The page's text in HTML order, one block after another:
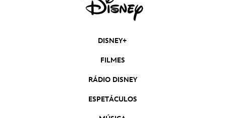
DISNEY+
FILMES
RÁDIO DISNEY
ESPETÁCULOS